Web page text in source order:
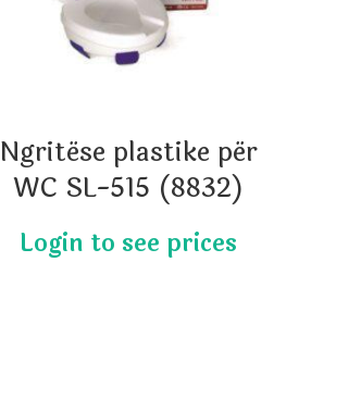
Ngritëse plastike për
WC SL-515 (8832)